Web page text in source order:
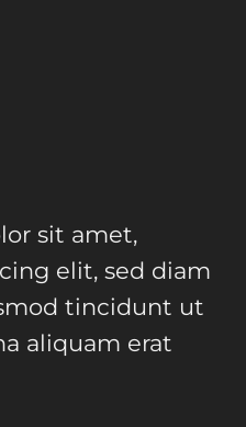
sit amet,
elit, sed diam
tincidunt ut
aliquam erat